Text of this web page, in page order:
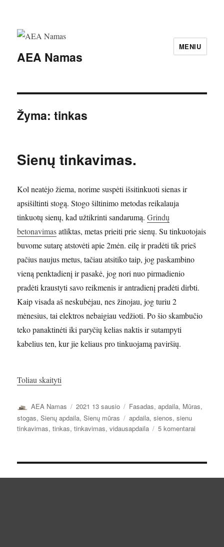
AEA Namas
MENIU
Žyma:tinkas
Sienų tinkavimas.
Kol neatėjo žiema, norime suspėti išsitinkuoti sienas ir
apsišiltinti stogą. Stogo šiltinimo metodas reikalauja
tinkuotų sienų, kad užtikrinti sandarumą.Grindų
betonavimasatliktas, metas prieiti prie sienų. Su tinkuotojais
buvome sutarę atstovėti apie 2mėn. eilę ir pradėti tik prieš
pačius naujus metus, tačiau atsitiko taip, jog paskambino
vieną penktadienį ir pasakė, jog nori nuo pirmadienio
pradėti kraustyti savo reikmenis ir antradienį pradėti dirbti.
Kaip visada aš neskubėjau, nes žinojau, jog turiu 2
mėnesius, tai elektros nebaigiau vedžioti. Po šio skambučio
teko panaktinėti iki paryčių kelias naktis ir sutampyti
kabelius ten, kur jie keliaus pro tinkuojamą paviršių.
Toliau skaityti
Autorius
AEA Namas Paskelbta
2021 13 sausio Kategorijos
Fasadas, apdaila, Mūras,
stogas,Sienų apdaila,Sienų mūras Žymos
apdaila,sienos,sienu
tinkavimas,tinkas,tinkavimas,vidausapdaila 5 komentarai